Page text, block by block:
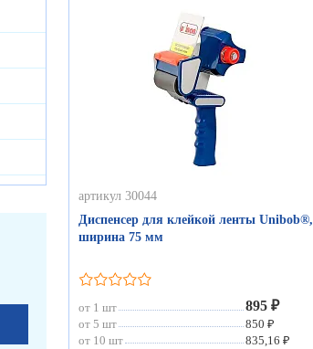
артикул 30044
Диспенсер для клейкой ленты Unibob®,
ширина 75 мм
от 1 шт 895 ₽
от 5 шт
850 ₽
от 10 шт
835,16 ₽